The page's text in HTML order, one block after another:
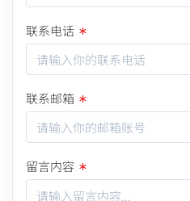
联系电话
联系邮箱
留言内容